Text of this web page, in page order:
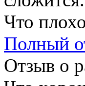
Что
Полный
Отзыв о